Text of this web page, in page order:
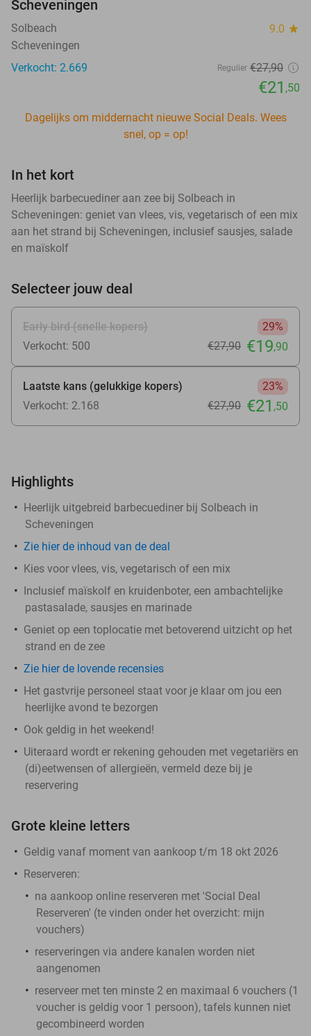
Scheveningen
Solbeach 9.0 star
Scheveningen
Verkocht: 2.669
Regulier €27,90
€21 ,50
Dagelijks om middernacht nieuwe Social Deals. Wees
snel, op = op!
In het kort
Heerlijk barbecuediner aan zee bij Solbeach in
Scheveningen: geniet van vlees, vis, vegetarisch of een mix
aan het strand bij Scheveningen, inclusief sausjes, salade
en maïskolf
Selecteer jouw deal
Early bird (snelle kopers)
29%
Verkocht: 500
€27,90 €19,90
Laatste kans (gelukkige kopers)
23%
Verkocht: 2.168
€27,90 €21 ,50
Highlights
Heerlijk uitgebreid barbecuediner bij Solbeach in
Scheveningen
Zie hierde inhoud van de deal
Kies voor vlees, vis, vegetarisch of een mix
Inclusief maïskolf en kruidenboter, een ambachtelijke
pastasalade, sausjes en marinade
Geniet op een toplocatie met betoverend uitzicht op het
strand en de zee
Zie hier de lovende recensies
Het gastvrije personeel staat voor je klaar om jou een
heerlijke avond te bezorgen
Ook geldig in het weekend!
Uiteraard wordt er rekening gehouden met vegetariërs en
(di)eetwensen of allergieën, vermeld deze bij je
reservering
Grote kleine letters
Geldig vanaf moment van aankoop t/m 18 okt 2026
Reserveren:
na aankoop online reserveren met 'Social Deal
Reserveren' (te vinden onder het overzicht: mijn
vouchers)
reserveringen via andere kanalen worden niet
aangenomen
reserveer met ten minste 2 en maximaal 6 vouchers (1
voucher is geldig voor 1 persoon), tafels kunnen niet
gecombineerd worden